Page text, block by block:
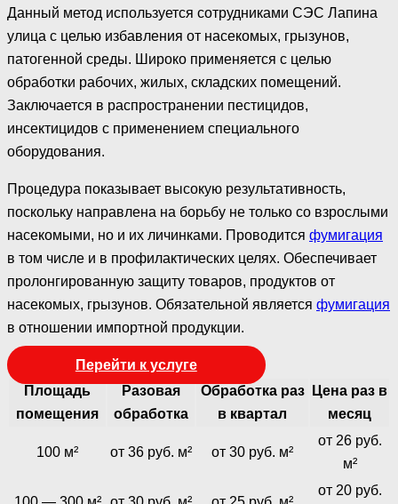
Данный метод используется сотрудниками СЭС Лапина
улица с целью избавления от насекомых, грызунов,
патогенной среды. Широко применяется с целью
обработки рабочих, жилых, складских помещений.
Заключается в распространении пестицидов,
инсектицидов с применением специального
оборудования.
Процедура показывает высокую результативность,
поскольку направлена на борьбу не только со взрослыми
насекомыми, но и их личинками. Проводится фумигация
в том числе и в профилактических целях. Обеспечивает
пролонгированную защиту товаров, продуктов от
насекомых, грызунов. Обязательной является фумигация
в отношении импортной продукции.
Перейти к услуге
Площадь
помещения
Разовая
обработка
Обработка раз
в квартал
Цена раз в
месяц
100 м² от 36 руб. м² от 30 руб. м²
от 26 руб.
м²
от 20 руб.